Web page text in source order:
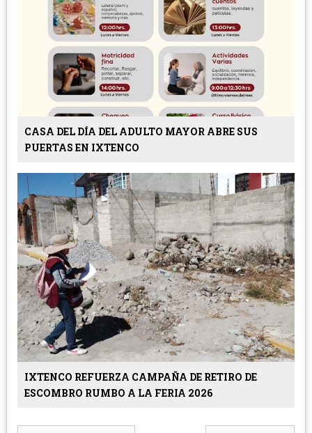
CASA DEL DÍA DEL ADULTO MAYOR ABRE SUS
PUERTAS EN IXTENCO
IXTENCO REFUERZA CAMPAÑA DE RETIRO DE
ESCOMBRO RUMBO A LA FERIA 2026